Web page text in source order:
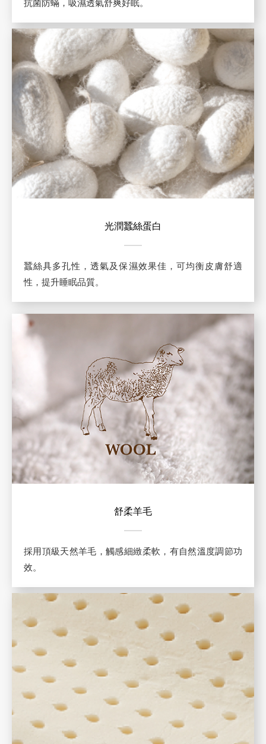
抗菌防蟎，吸濕透氣舒爽好眠。
光潤蠶絲蛋白
蠶絲具多孔性，透氣及保濕效果佳，可均衡皮膚舒適
性，提升睡眠品質。
舒柔羊毛
採用頂級天然羊毛，觸感細緻柔軟，有自然溫度調節功
效。